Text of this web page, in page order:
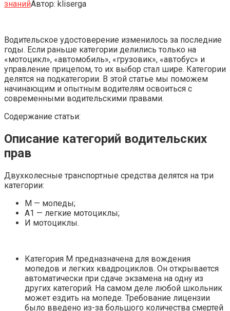
знанийАвтор: kliserga
Водительское удостоверение изменилось за последние
годы. Если раньше категории делились только на
«мотоцикл», «автомобиль», «грузовик», «автобус» и
управление прицепом, то их выбор стал шире. Категории
делятся на подкатегории. В этой статье мы поможем
начинающим и опытным водителям освоиться с
современными водительскими правами.
Содержание статьи:
Описание категорий водительских
прав
Двухколесные транспортные средства делятся на три
категории:
М — мопеды;
А1 — легкие мотоциклы;
И мотоциклы.
Категория М предназначена для вождения
мопедов и легких квадроциклов. Он открывается
автоматически при сдаче экзамена на одну из
других категорий. На самом деле любой школьник
может ездить на мопеде. Требование лицензии
было введено из-за большого количества смертей